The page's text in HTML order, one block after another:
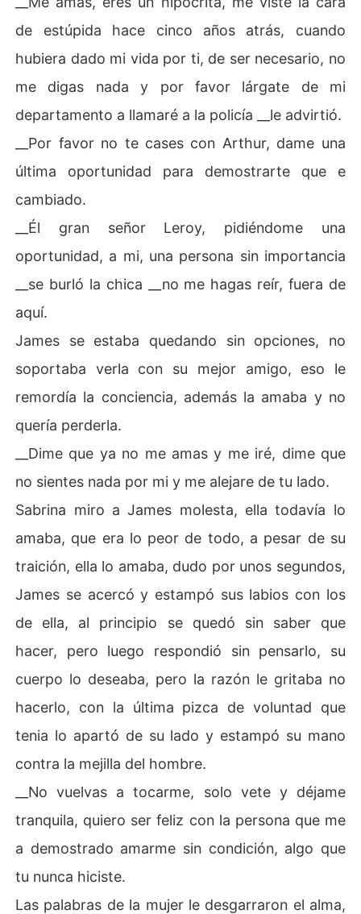
Camino al interior del lugar, Sabrina lo seguía de cerca,
abrió la puerta y coloco las maletas, la chica entró con
una sonrisa.
__Me case contigo por obligación, espero lo entiendas,
no me llames, ni me molestes, no quiero saber nada de
ti.
__¿¿Me dejaras aquí, sola?? __Pregunto confundida.
__Eres mi esposa, solo en un maldito documento, para m
i es solo un papel sin importancia.
El corazón de la chica se estrujo al escuchar las palabr
as de su esposo, lo observo marcharse sin decir nada m
ás, no siquiera la dejó hablar, desde ese momento, su c
uento de hadas se volvió un infierno.
🌸NOTA DE AUTORA🌸
o drama, historia original de mi autoría, no olviden dejar
sus comentarios, para mi es importante conocer sus opi
Bienvenido/a seas adorable lector, que disfruten la ave
de estúpida hace cinco años atrás, cuando
hubiera dado mi vida por ti, de ser necesario, no
me digas nada y por favor lárgate de mi
departamento a llamaré a la policía __le advirtió.
__Por favor no te cases con Arthur, dame una
última oportunidad para demostrarte que e
cambiado.
__Él gran señor Leroy, pidiéndome una
oportunidad, a mi, una persona sin importancia
__se burló la chica __no me hagas reír, fuera de
aquí.
James se estaba quedando sin opciones, no
soportaba verla con su mejor amigo, eso le
remordía la conciencia, además la amaba y no
quería perderla.
__Dime que ya no me amas y me iré, dime que
no sientes nada por mi y me alejare de tu lado.
Sabrina miro a James molesta, ella todavía lo
amaba, que era lo peor de todo, a pesar de su
traición, ella lo amaba, dudo por unos segundos,
James se acercó y estampó sus labios con los
de ella, al principio se quedó sin saber que
hacer, pero luego respondió sin pensarlo, su
cuerpo lo deseaba, pero la razón le gritaba no
hacerlo, con la última pizca de voluntad que
tenia lo apartó de su lado y estampó su mano
contra la mejilla del hombre.
__No vuelvas a tocarme, solo vete y déjame
tranquila, quiero ser feliz con la persona que me
a demostrado amarme sin condición, algo que
tu nunca hiciste.
Las palabras de la mujer le desgarraron el alma,